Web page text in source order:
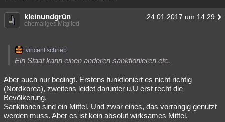
kleinundgrün 24.01.2017 um 14:29
ehemaliges Mitglied
vincent schrieb:
Ein Staat kann einen anderen sanktionieren etc.
Aber auch nur bedingt. Erstens funktioniert es nicht richtig
(Nordkorea), zweitens leidet darunter u.U erst recht die
Bevölkerung.
Sanktionen sind ein Mittel. Und zwar eines, das vorrangig genutzt
werden muss. Aber es ist kein absolut wirksames Mittel.